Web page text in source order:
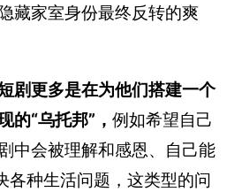
藏家室身份最终反转的爽
剧更多是在为他们搭建一个
的“乌托邦”，例如希望自己
中会被理解和感恩、自己能
各种生活问题，这类型的问